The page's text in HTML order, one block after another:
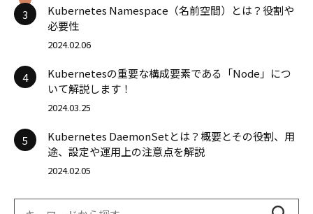
3
Kubernetes Namespace（名前空間）とは？役割や
必要性
2024.02.06
4
Kubernetesの重要な構成要素である「Node」につ
いて解説します！
2024.03.25
5
Kubernetes DaemonSetとは？概要とその役割、用
途、設定や運用上の注意点を解説
2024.02.05